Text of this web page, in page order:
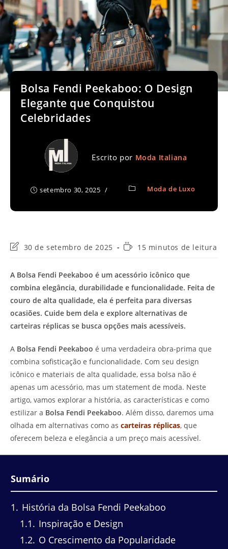
Bolsa Fendi Peekaboo: O Design
Elegante que Conquistou
Celebridades
Escrito por Moda Italiana
setembro 30, 2025 Moda de Luxo
Última
post:
30 de setembro de 2025
Tempo15 minutos de leitura
A Bolsa Fendi Peekaboo é um acessório icônico que
combina elegância, durabilidade e funcionalidade. Feita de
couro de alta qualidade, ela é perfeita para diversas
ocasiões. Cuide bem dela e explore alternativas de
carteiras réplicas se busca opções mais acessíveis.
A Bolsa Fendi Peekaboo é uma verdadeira obra-prima que
combina sofisticação e funcionalidade. Com seu design
icônico e materiais de alta qualidade, essa bolsa não é
apenas um acessório, mas um statement de moda. Neste
artigo, vamos explorar a história, as características e como
estilizar a Bolsa Fendi Peekaboo. Além disso, daremos uma
olhada em alternativas como as carteiras réplicas, que
oferecem beleza e elegância a um preço mais acessível.
Sumário
1
História da Bolsa Fendi Peekaboo
1.1
Inspiração e Design
1.2 O Crescimento da Popularidade